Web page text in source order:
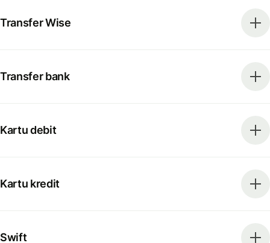
Transfer Wise
Transfer bank
Kartu debit
Kartu kredit
Swift